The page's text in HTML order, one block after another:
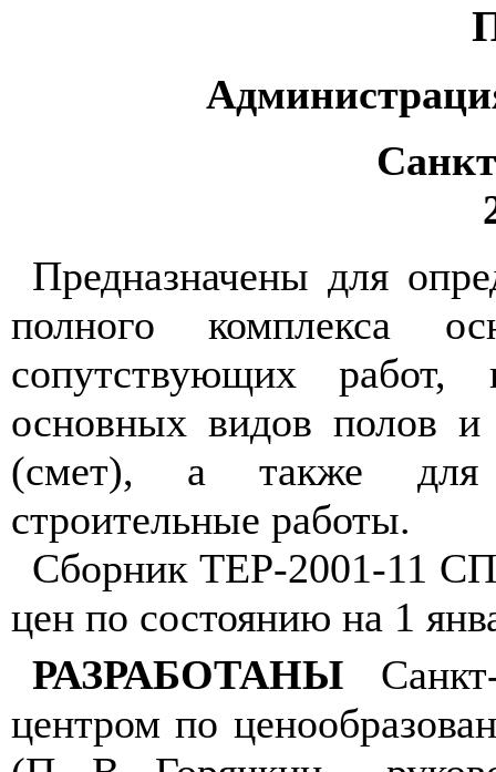
Предназначены для
полного комплекса
сопутствующих работ,
основных видов полов и
(смет), а также для
строительные работы.
Сборник ТЕР-2001-11
цен по состоянию на 1
РАЗРАБОТАНЫСанкт-
центром по